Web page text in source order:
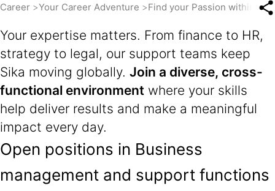
Career Your Career Adventure Find your Passion within
Your expertise matters. From finance to HR,
strategy to legal, our support teams keep
Sika moving globally. Join a diverse, cross-
functional environment where your skills
help deliver results and make a meaningful
impact every day.
Open positions in Business
management and support functions